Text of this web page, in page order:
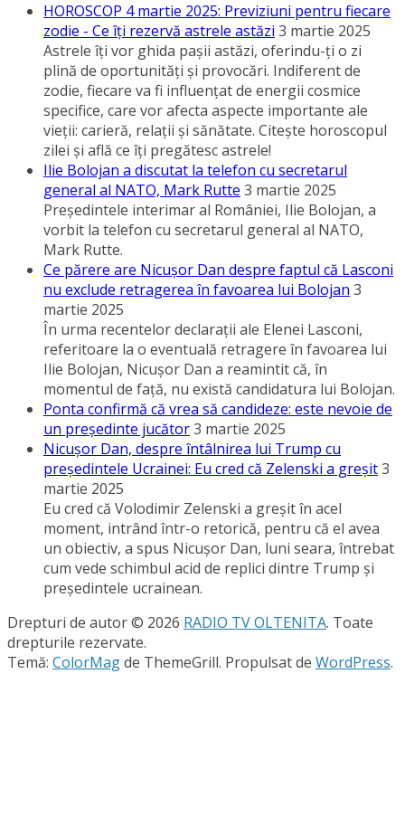
HOROSCOP 4 martie 2025: Previziuni pentru fiecare
zodie - Ce îţi rezervă astrele astăzi 3 martie 2025
Astrele îţi vor ghida paşii astăzi, oferindu-ţi o zi
plină de oportunităţi şi provocări. Indiferent de
zodie, fiecare va fi influenţat de energii cosmice
specifice, care vor afecta aspecte importante ale
vieţii: carieră, relaţii şi sănătate. Citeşte horoscopul
zilei şi află ce îţi pregătesc astrele!
Ilie Bolojan a discutat la telefon cu secretarul
general al NATO, Mark Rutte 3 martie 2025
Preşedintele interimar al României, Ilie Bolojan, a
vorbit la telefon cu secretarul general al NATO,
Mark Rutte.
Ce părere are Nicuşor Dan despre faptul că Lasconi
nu exclude retragerea în favoarea lui Bolojan 3
martie 2025
În urma recentelor declaraţii ale Elenei Lasconi,
referitoare la o eventuală retragere în favoarea lui
Ilie Bolojan, Nicuşor Dan a reamintit că, în
momentul de faţă, nu există candidatura lui Bolojan.
Ponta confirmă că vrea să candideze: este nevoie de
un preşedinte jucător3 martie 2025
Nicuşor Dan, despre întâlnirea lui Trump cu
preşedintele Ucrainei: Eu cred că Zelenski a greşit3
martie 2025
Eu cred că Volodimir Zelenski a greşit în acel
moment, intrând într-o retorică, pentru că el avea
un obiectiv, a spus Nicuşor Dan, luni seara, întrebat
cum vede schimbul acid de replici dintre Trump şi
preşedintele ucrainean.
Drepturi de autor © 2026 RADIO TV OLTENITA. Toate
drepturile rezervate.
Temă: ColorMagde ThemeGrill. Propulsat de WordPress.